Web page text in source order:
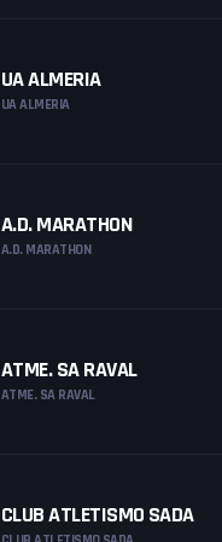
UA ALMERIA
UA ALMERIA
A.D. MARATHON
A.D. MARATHON
ATME. SA RAVAL
ATME. SA RAVAL
CLUB ATLETISMO SADA